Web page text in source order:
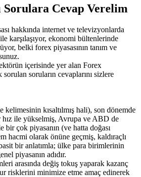
Sorulara Cevap Verelim
hakkında internet ve televizyonlarda
karşılaşıyor, ekonomi bültenlerinde
belki forex piyasasının tanım ve
içerisinde yer alan Forex
soruların cevaplarını sizlere
kısaltılmış hali), son dönemde
hız ile yükselmiş, Avrupa ve ABD de
bir çok piyasanın (ve hatta doğası
hacmi olarak önüne geçmiş, kaldıraçlı
bir anlatımla; ülke para birimlerinin
piyasanın adıdır.
arasında değiş tokuş yaparak kazanç
risklerini minimize etme amaç edinerek